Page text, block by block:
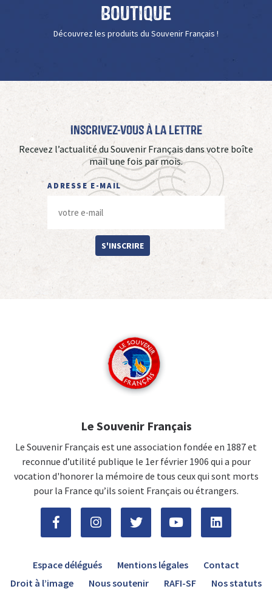
Boutique
Découvrez les produits du Souvenir Français !
Inscrivez-vous à La Lettre
Recevez l’actualité du Souvenir Français dans votre boîte
mail une fois par mois.
ADRESSE E-MAIL
S'INSCRIRE
Le Souvenir Français
Le Souvenir Français est une association fondée en 1887 et
reconnue d’utilité publique le 1er février 1906 qui a pour
vocation d'honorer la mémoire de tous ceux qui sont morts
pour la France qu’ils soient Français ou étrangers.
Espace délégués Mentions légales
Contact
Droit à l’image
Nous soutenir RAFI-SF Nos statuts